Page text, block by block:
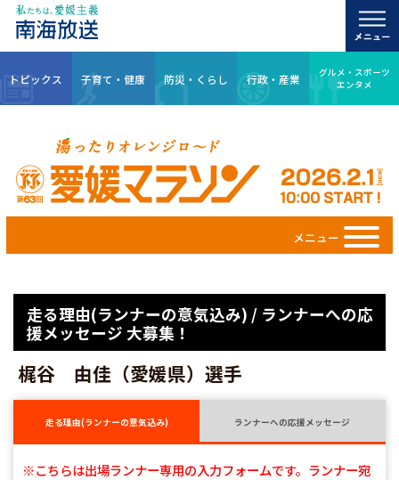
トピックス 子育て・健康 防災・くらし 行政・産業
グルメ・スポーツ
エンタメ
メニュー
走る理由(ランナーの意気込み) / ランナーへの応
援メッセージ 大募集！
梶谷 由佳（愛媛県）選手
走る理由(ランナーの意気込み) ランナーへの応援メッセージ
※こちらは出場ランナー専用の入力フォームです。ランナー宛